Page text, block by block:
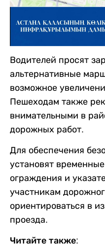
Водителей просят
альтернативные
возможное
Пешеходам также
внимательными в
дорожных работ.
Для обеспечения
установят
ограждения и
участникам
ориентироваться в
проезда.
Читайте также: